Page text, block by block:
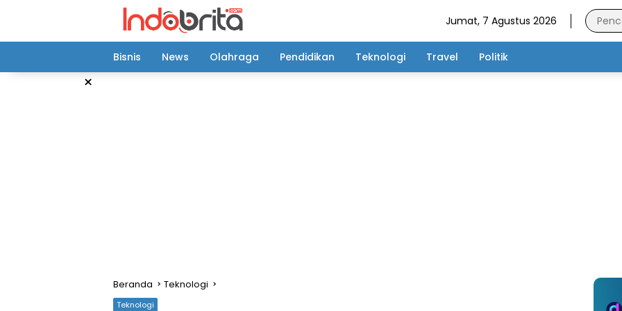
Jumat, 7 Agustus 2026
Bisnis News Olahraga Pendidikan Teknologi Travel Politik
×
Beranda Teknologi
Teknologi